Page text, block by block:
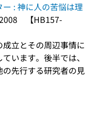
ー : 神に人の苦悩は理
【HB157-
立とその周辺事情に
います。後半では、
先行する研究者の見